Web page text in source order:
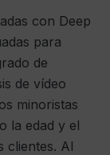
con Deep
para
de
de vídeo
minoristas
la edad y el
clientes. Al